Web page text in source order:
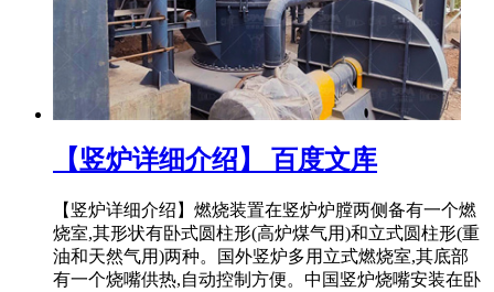
【竖炉详细介绍】 百度文库
【竖炉详细介绍】燃烧装置在竖炉炉膛两侧备有一个燃
烧室,其形状有卧式圆柱形(高炉煤气用)和立式圆柱形(重
油和天然气用)两种。国外竖炉多用立式燃烧室,其底部
有一个烧嘴供热,自动控制方便。中国竖炉烧嘴安装在卧